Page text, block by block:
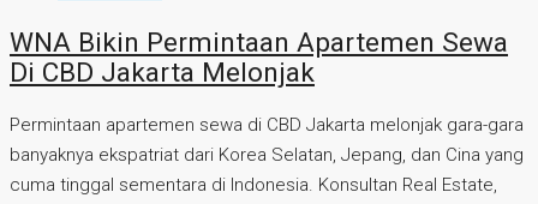
WNA Bikin Permintaan Apartemen Sewa
Di CBD Jakarta Melonjak
Permintaan apartemen sewa di CBD Jakarta melonjak gara-gara
banyaknya ekspatriat dari Korea Selatan, Jepang, dan Cina yang
cuma tinggal sementara di Indonesia. Konsultan Real Estate,